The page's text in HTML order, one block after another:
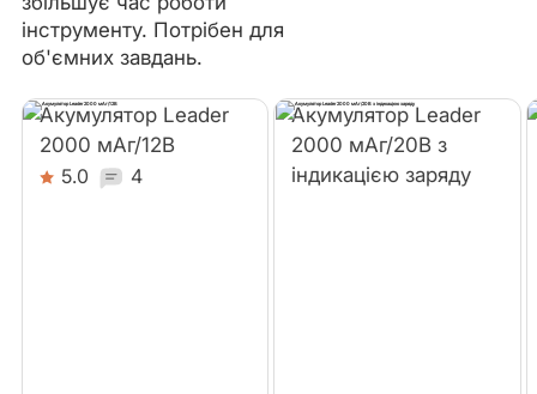
інструменту. Потрібен для
об'ємних завдань.
Акумулятор Leader
2000 мАг/12В
5.0 4
Акумулятор Leader
2000 мАг/20В з
індикацією заряду